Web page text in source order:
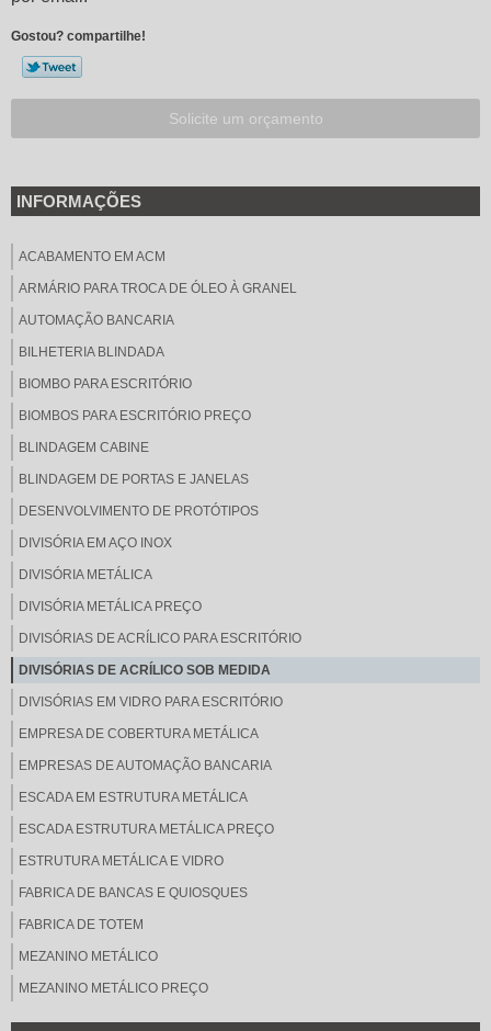
Gostou? compartilhe!
Solicite um orçamento
INFORMAÇÕES
ACABAMENTO EM ACM
ARMÁRIO PARA TROCA DE ÓLEO À GRANEL
AUTOMAÇÃO BANCARIA
BILHETERIA BLINDADA
BIOMBO PARA ESCRITÓRIO
BIOMBOS PARA ESCRITÓRIO PREÇO
BLINDAGEM CABINE
BLINDAGEM DE PORTAS E JANELAS
DESENVOLVIMENTO DE PROTÓTIPOS
DIVISÓRIA EM AÇO INOX
DIVISÓRIA METÁLICA
DIVISÓRIA METÁLICA PREÇO
DIVISÓRIAS DE ACRÍLICO PARA ESCRITÓRIO
DIVISÓRIAS DE ACRÍLICO SOB MEDIDA
DIVISÓRIAS EM VIDRO PARA ESCRITÓRIO
EMPRESA DE COBERTURA METÁLICA
EMPRESAS DE AUTOMAÇÃO BANCARIA
ESCADA EM ESTRUTURA METÁLICA
ESCADA ESTRUTURA METÁLICA PREÇO
ESTRUTURA METÁLICA E VIDRO
FABRICA DE BANCAS E QUIOSQUES
FABRICA DE TOTEM
MEZANINO METÁLICO
MEZANINO METÁLICO PREÇO
MOBILIÁRIO PARA LOJAS